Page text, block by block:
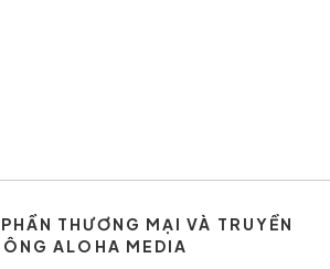
THƯƠNG MẠI VÀ TRUYỀN
ALOHA MEDIA